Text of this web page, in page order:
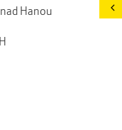
Hanou